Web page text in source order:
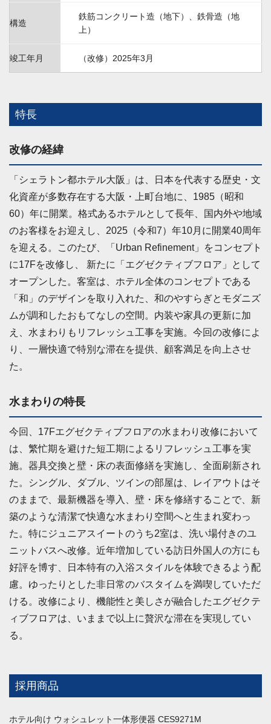
構造
鉄筋コンクリート造（地下）、鉄骨造（地
上）
竣工年月 （改修）2025年3月
特長
改修の経緯
「シェラトン都ホテル大阪」は、日本を代表する歴史・文
化資産が多数存在する大阪・上町台地に、1985（昭和
60）年に開業。格式あるホテルとして長年、国内外や地域
のお客様をお迎えし、2025（令和7）年10月に開業40周年
を迎える。このたび、「Urban Refinement」をコンセプト
に17Fを改修し、 新たに「エグゼクティブフロア」として
オープンした。客室は、ホテル全体のコンセプトである
「和」のデザインを取り入れた、和のやすらぎとモダニズ
ムが調和したおもてなしの空間。内装や家具の更新に加
え、水まわりもリフレッシュ工事を実施。今回の改修によ
り、一層快適で特別な滞在を提供、顧客満足を向上させ
た。
水まわりの特長
今回、17Fエグゼクティブフロアの水まわり改修において
は、繁忙期を避けた短工期によるリフレッシュ工事を実
施。器具交換と壁・床の表面修繕を実施し、全面刷新され
た。シングル、ダブル、ツインの部屋は、レイアウトはそ
のままで、最新機器を導入、壁・床を修繕することで、新
築のような清潔で快適な水まわり空間へと生まれ変わっ
た。特にジュニアスイートのうち2室は、洗い場付きのユ
ニットバスへ改修。近年増加している訪日外国人の方にも
好評を博す、日本特有の入浴スタイルを体験できるよう配
慮。ゆったりとした非日常のバスタイムを満喫していただ
ける。改修により、機能性と美しさが融合したエグゼクテ
ィブフロアは、いままで以上に贅沢な滞在を実現してい
る。
採用商品
ホテル向け ウォシュレット一体形便器 CES9271M